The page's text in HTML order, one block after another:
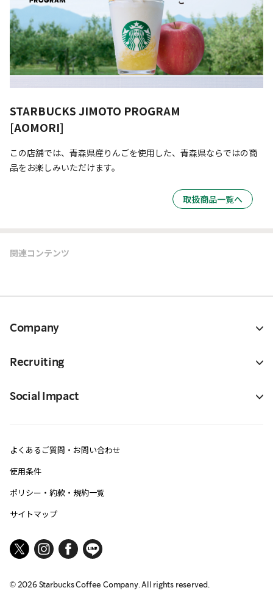
STARBUCKS JIMOTO PROGRAM
[AOMORI]
この店舗では、青森県産りんごを使用した、青森県ならではの商
品をお楽しみいただけます。
取扱商品一覧へ
関連コンテンツ
Company
Recruiting
Social Impact
よくあるご質問・お問い合わせ
使用条件
ポリシー・約款・規約一覧
サイトマップ
© 2026Starbucks Coffee Company. All rights reserved.